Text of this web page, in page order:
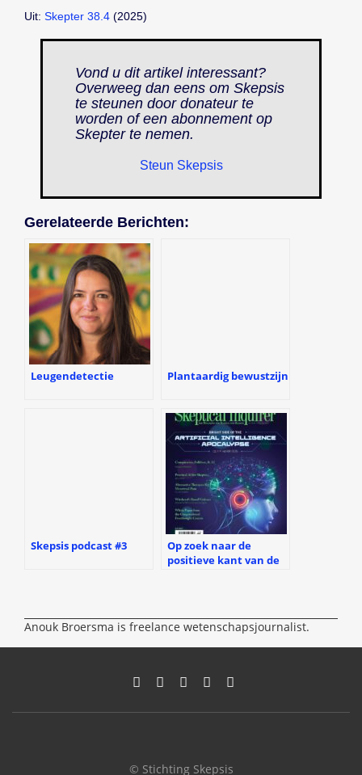
Uit: Skepter 38.4 (2025)
Vond u dit artikel interessant?
Overweeg dan eens om Skepsis
te steunen door donateur te
worden of een abonnement op
Skepterte nemen.
Steun Skepsis
Gerelateerde Berichten:
Leugendetectie Plantaardig bewustzijn
Skepsis podcast #3
Op zoek naar de
positieve kant van de
Anouk Broersma is freelance wetenschapsjournalist.
© Stichting Skepsis